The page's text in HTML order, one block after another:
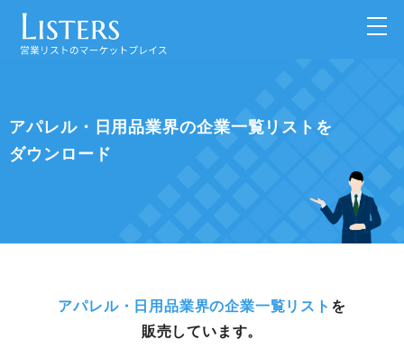
アパレル・日用品業界の企業一覧リストを
ダウンロード
アパレル・日用品業界の企業一覧リスト を
販売しています。